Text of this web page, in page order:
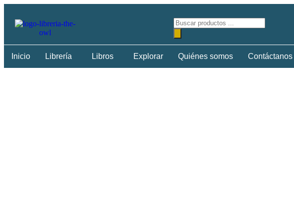
Inicio Librería Libros Explorar Quiénes somos Contáctanos